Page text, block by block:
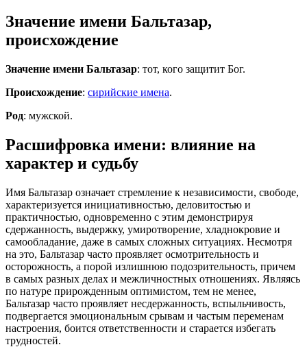
Значение имени Бальтазар,
происхождение
Значение имени Бальтазар: тот, кого защитит Бог.
Происхождение: сирийские имена.
Род: мужской.
Расшифровка имени: влияние на
характер и судьбу
Имя Бальтазар означает стремление к независимости, свободе,
характеризуется инициативностью, деловитостью и
практичностью, одновременно с этим демонстрируя
сдержанность, выдержку, умиротворение, хладнокровие и
самообладание, даже в самых сложных ситуациях. Несмотря
на это, Бальтазар часто проявляет осмотрительность и
осторожность, а порой излишнюю подозрительность, причем
в самых разных делах и межличностных отношениях. Являясь
по натуре прирожденным оптимистом, тем не менее,
Бальтазар часто проявляет несдержанность, вспыльчивость,
подвергается эмоциональным срывам и частым переменам
настроения, боится ответственности и старается избегать
трудностей.